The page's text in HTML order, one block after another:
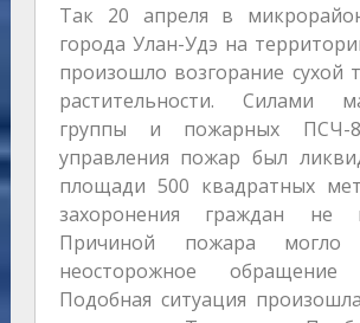
Так 20 апреля в
города Улан-Удэ на
произошло возгорание сухой
растительности. Силами
группы и пожарных ПСЧ-8
управления пожар был
площади 500 квадратных
захоронения граждан не
Причиной пожара могло
неосторожное
Подобная ситуация